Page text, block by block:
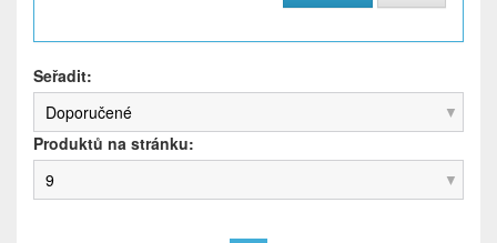
Seřadit:
Doporučené
Produktů na stránku:
9